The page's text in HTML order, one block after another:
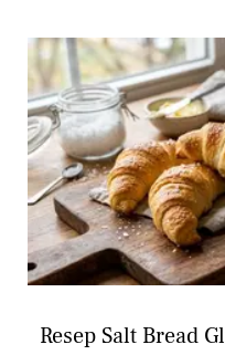
Resep Salt Bread